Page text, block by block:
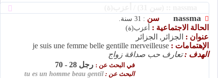
nassma سن : 31 سنة.
الحالة الاجتماعية : أعزب(ة)
عنوان : الجزائر, الجزائر
الإهتمامات : je suis une femme belle gentille merveilleuse
الهدف :تعارف حب صداقة زواج
في البحث عن : رجل 28 - 70
البحث عن : tu es un homme beau gentil